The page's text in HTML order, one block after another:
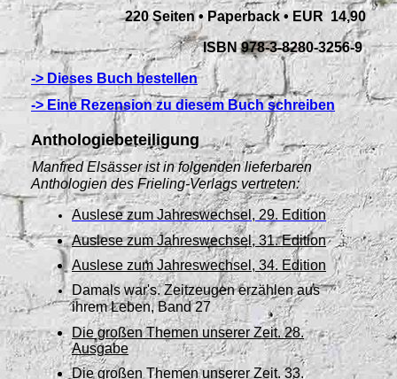
220 Seiten • Paperback • EUR 14,90
ISBN 978-3-8280-3256-9
-> Dieses Buch bestellen
-> Eine Rezension zu diesem Buch schreiben
Anthologiebeteiligung
Manfred Elsässer ist in folgenden lieferbaren
Anthologien des Frieling-Verlags vertreten:
Auslese zum Jahreswechsel, 29. Edition
Auslese zum Jahreswechsel, 31. Edition
Auslese zum Jahreswechsel, 34. Edition
Damals war's. Zeitzeugen erzählen aus
ihrem Leben, Band 27
Die großen Themen unserer Zeit. 28.
Ausgabe
Die großen Themen unserer Zeit. 33.